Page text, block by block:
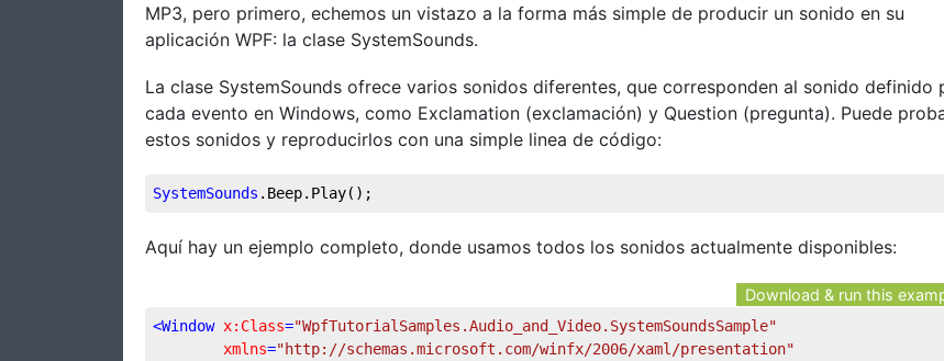
MP3, pero primero, echemos un vistazo a la forma más simple de producir un sonido en su
aplicación WPF: la clase SystemSounds.
La clase SystemSounds ofrece varios sonidos diferentes, que corresponden al sonido definido
cada evento en Windows, como Exclamation (exclamación) y Question (pregunta). Puede
estos sonidos y reproducirlos con una simple linea de código:
SystemSounds .Beep.Play();
Aquí hay un ejemplo completo, donde usamos todos los sonidos actualmente disponibles:
Download & run this
<Window x:Class="WpfTutorialSamples.Audio_and_Video.SystemSoundsSample"
xmlns="http://schemas.microsoft.com/winfx/2006/xaml/presentation"